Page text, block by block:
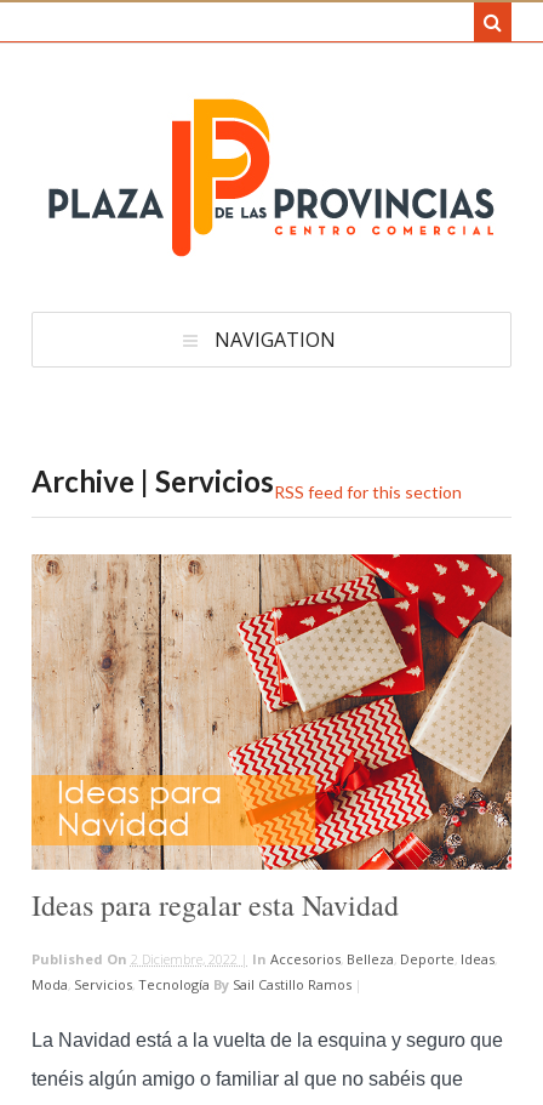
NAVIGATION
Archive | ServiciosRSS feed for this section
Ideas para regalar esta Navidad
Published On 2 Diciembre, 2022 | In Accesorios, Belleza Deporte Ideas,
Moda Servicios, Tecnología By Sail Castillo Ramos|
La Navidad está a la vuelta de la esquina y seguro que
tenéis algún amigo o familiar al que no sabéis que